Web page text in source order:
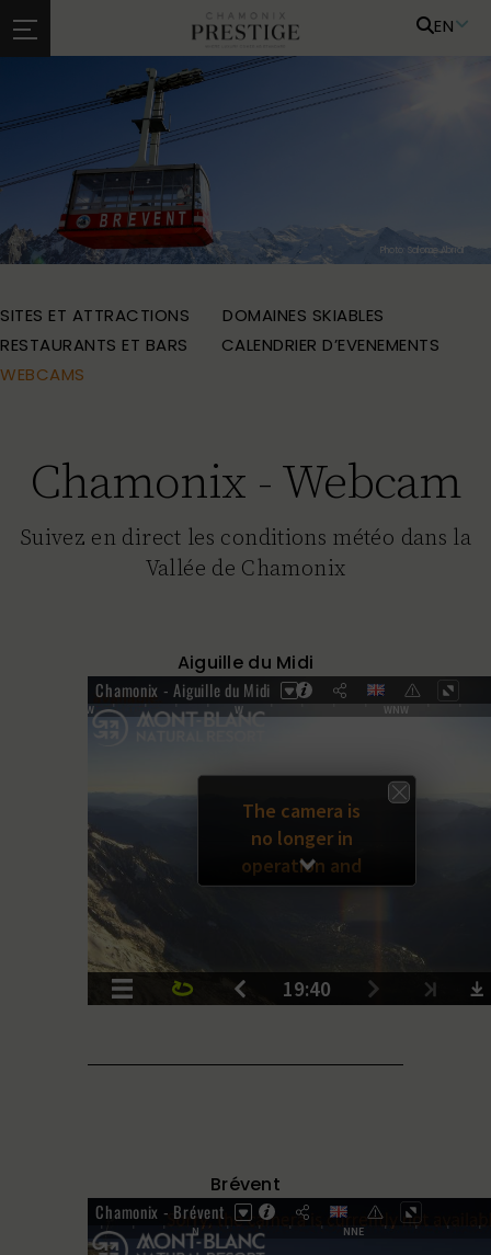
EN
Photo: Salome Abrial
SITES ET ATTRACTIONS
DOMAINES SKIABLES
RESTAURANTS ET BARS
CALENDRIER D’EVENEMENTS
WEBCAMS
Chamonix - Webcam
Suivez en direct les conditions météo dans la
Vallée de Chamonix
Aiguille du Midi
Brévent